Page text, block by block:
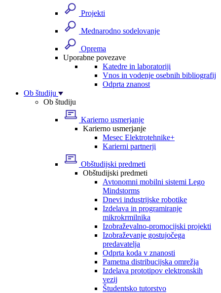
Projekti
Mednarodno sodelovanje
Oprema
Uporabne povezave
Katedre in laboratoriji
Vnos in vodenje osebnih bibliografij
Odprta znanost
Ob študiju
Ob študiju
Karierno usmerjanje
Karierno usmerjanje
Mesec Elektrotehnike+
Karierni partnerji
Obštudijski predmeti
Obštudijski predmeti
Avtonomni mobilni sistemi Lego
Mindstorms
Dnevi industrijske robotike
Izdelava in programiranje
mikrokrmilnika
Izobraževalno-promocijski projekti
Izobraževanje gostujočega
predavatelja
Odprta koda v znanosti
Pametna distribucijska omrežja
Izdelava prototipov elektronskih
vezij
Študentsko tutorstvo